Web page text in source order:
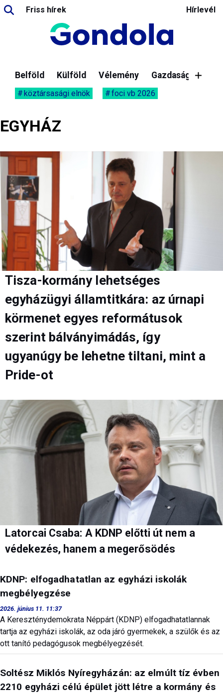
Friss hírek Hírlevél
Belföld Külföld Vélemény Gazdaság
köztársasági elnök foci vb 2026
EGYHÁZ
Tisza-kormány lehetséges
egyházügyi államtitkára: az úrnapi
körmenet egyes reformátusok
szerint bálványimádás, így
ugyanúgy be lehetne tiltani, mint a
Pride-ot
Latorcai Csaba: A KDNP előtti út nem a
védekezés, hanem a megerősödés
KDNP: elfogadhatatlan az egyházi iskolák
megbélyegzése
2026. június 11. 11:37
A Kereszténydemokrata Néppárt (KDNP) elfogadhatatlannak
tartja az egyházi iskolák, az oda járó gyermekek, a szülők és az
ott tanító pedagógusok megbélyegzését.
Soltész Miklós Nyíregyházán: az elmúlt tíz évben
2210 egyházi célú épület jött létre a kormány és